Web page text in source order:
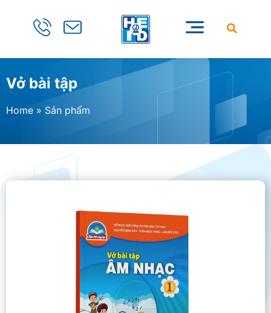
Vở bài tập
Home » Sản phẩm